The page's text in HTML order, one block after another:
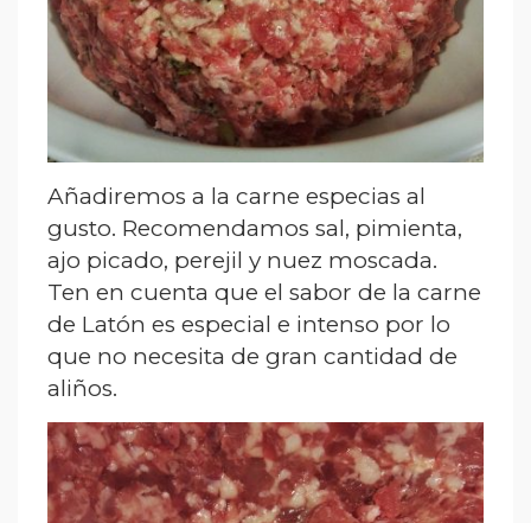
Añadiremos a la carne especias al
gusto. Recomendamos sal, pimienta,
ajo picado, perejil y nuez moscada.
Ten en cuenta que el sabor de la carne
de Latón es especial e intenso por lo
que no necesita de gran cantidad de
aliños.